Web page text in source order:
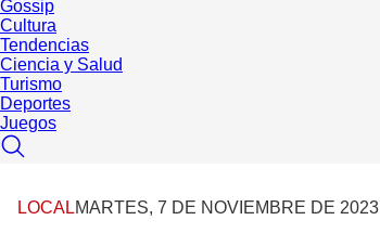
Gossip
Cultura
Tendencias
Ciencia y Salud
Turismo
Deportes
Juegos
LOCALMARTES, 7 DE NOVIEMBRE DE 2023